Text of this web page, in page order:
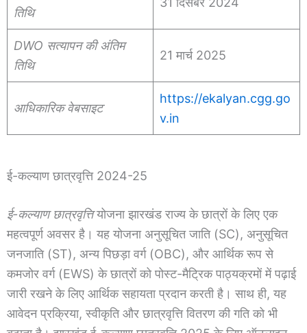
तिथि
DWO सत्यापन की अंतिम
तिथि
21 मार्च 2025
आधिकारिक वेबसाइट
https://ekalyan.cgg.go
v.in
ई-कल्याण छात्रवृत्ति 2024-25
ई-कल्याण छात्रवृत्तियोजना झारखंड राज्य के छात्रों के लिए एक
महत्वपूर्ण अवसर है। यह योजना अनुसूचित जाति (SC), अनुसूचित
जनजाति (ST), अन्य पिछड़ा वर्ग (OBC), और आर्थिक रूप से
कमजोर वर्ग (EWS) के छात्रों को पोस्ट-मैट्रिक पाठ्यक्रमों में पढ़ाई
जारी रखने के लिए आर्थिक सहायता प्रदान करती है। साथ ही, यह
आवेदन प्रक्रिया, स्वीकृति और छात्रवृत्ति वितरण की गति को भी